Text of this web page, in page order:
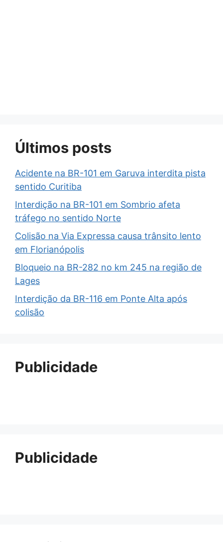
Últimos posts
Acidente na BR-101 em Garuva interdita pista
sentido Curitiba
Interdição na BR-101 em Sombrio afeta
tráfego no sentido Norte
Colisão na Via Expressa causa trânsito lento
em Florianópolis
Bloqueio na BR-282 no km 245 na região de
Lages
Interdição da BR-116 em Ponte Alta após
colisão
Publicidade
Publicidade